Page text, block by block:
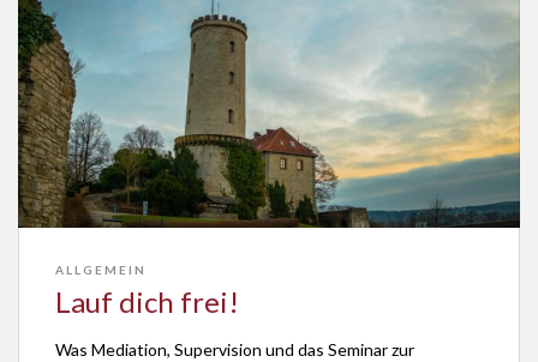
ALLGEMEIN
Lauf dich frei!
Was Mediation, Supervision und das Seminar zur